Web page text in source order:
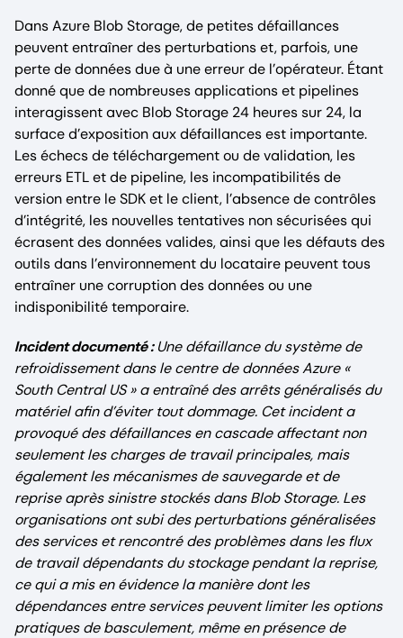
Dans Azure Blob Storage, de petites défaillances
peuvent entraîner des perturbations et, parfois, une
perte de données due à une erreur de l’opérateur. Étant
donné que de nombreuses applications et pipelines
interagissent avec Blob Storage 24 heures sur 24, la
surface d’exposition aux défaillances est importante.
Les échecs de téléchargement ou de validation, les
erreurs ETL et de pipeline, les incompatibilités de
version entre le SDK et le client, l’absence de contrôles
d’intégrité, les nouvelles tentatives non sécurisées qui
écrasent des données valides, ainsi que les défauts des
outils dans l’environnement du locataire peuvent tous
entraîner une corruption des données ou une
indisponibilité temporaire.
Incident documenté :Une défaillance du système de
refroidissement dans le centre de données Azure «
South Central US » a entraîné des arrêts généralisés du
matériel afin d’éviter tout dommage. Cet incident a
provoqué des défaillances en cascade affectant non
seulement les charges de travail principales, mais
également les mécanismes de sauvegarde et de
reprise après sinistre stockés dans Blob Storage. Les
organisations ont subi des perturbations généralisées
des services et rencontré des problèmes dans les flux
de travail dépendants du stockage pendant la reprise,
ce qui a mis en évidence la manière dont les
dépendances entre services peuvent limiter les options
pratiques de basculement, même en présence de